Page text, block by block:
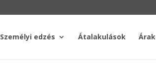
Személyi edzés Átalakulások Árak